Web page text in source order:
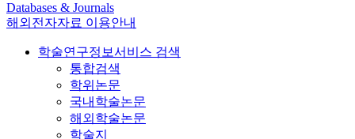
Databases & Journals
해외전자자료 이용안내
학술연구정보서비스 검색
통합검색
학위논문
국내학술논문
해외학술논문
학술지